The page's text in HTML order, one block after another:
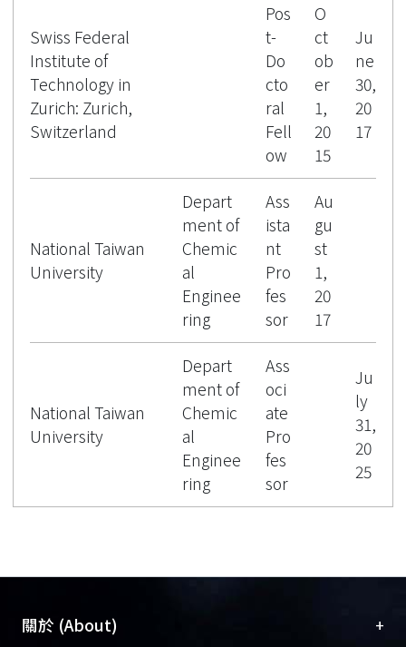
Swiss Federal
Institute of
Technology in
Zurich: Zurich,
Switzerland
Pos
t-
Do
cto
ral
Fell
ow
O
ct
ob
er
1,
20
15
Ju
ne
30,
20
17
National Taiwan
University
Depart
ment of
Chemic
al
Enginee
ring
Ass
ista
nt
Pro
fes
sor
Au
gu
st
1,
20
17
National Taiwan
University
Depart
ment of
Chemic
al
Enginee
ring
Ass
oci
ate
Pro
fes
sor
Ju
ly
31,
20
25
關於 (About) +